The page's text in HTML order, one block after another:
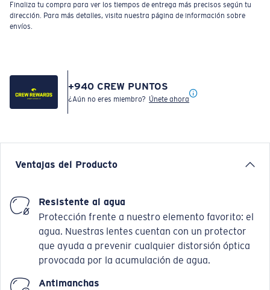
Finaliza tu compra para ver los tiempos de entrega más precisos según tu
dirección. Para más detalles, visita nuestra página de información sobre
envíos.
+940 CREW PUNTOS
¿Aún no eres miembro? Únete ahora
Ventajas del Producto
Resistente al agua
Protección frente a nuestro elemento favorito: el
agua. Nuestras lentes cuentan con un protector
que ayuda a prevenir cualquier distorsión óptica
provocada por la acumulación de agua.
Antimanchas